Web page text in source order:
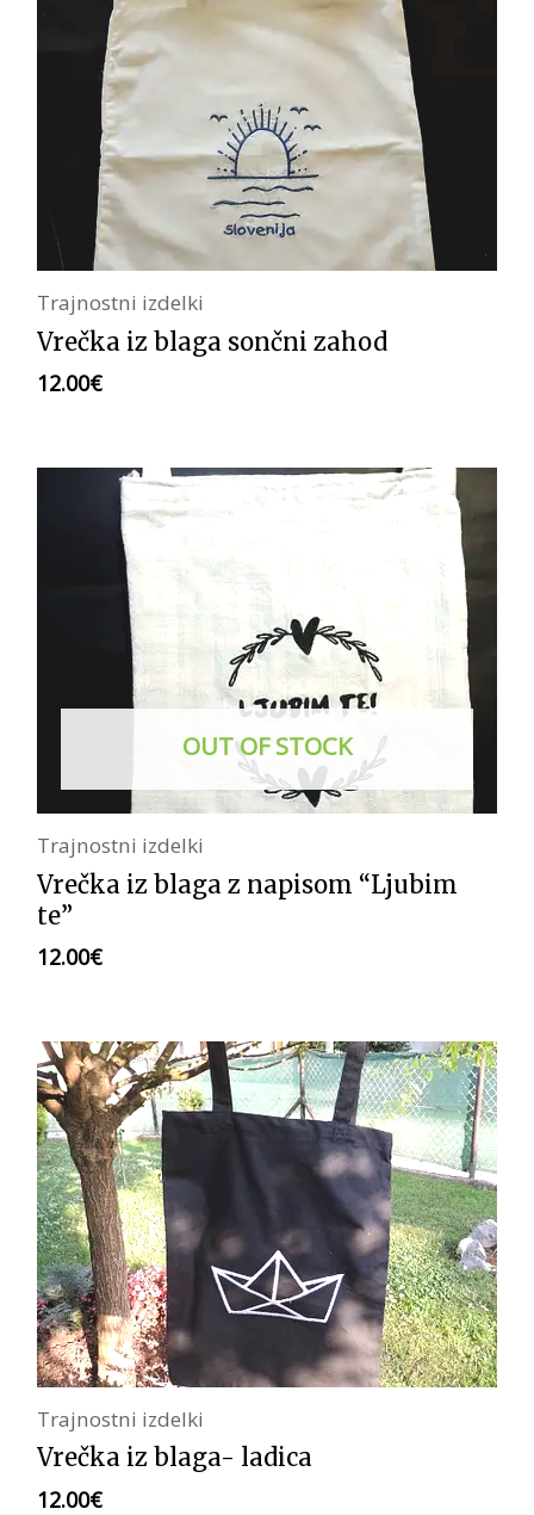
Trajnostni izdelki
Vrečka iz blaga sončni zahod
12.00€
OUT OF STOCK
Trajnostni izdelki
Vrečka iz blaga z napisom “Ljubim
te”
12.00€
Trajnostni izdelki
Vrečka iz blaga- ladica
12.00€